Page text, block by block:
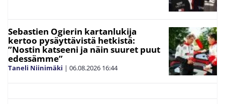
Sebastien Ogierin kartanlukija
kertoo pysäyttävistä hetkistä:
”Nostin katseeni ja näin suuret puut
edessämme”
Taneli Niinimäki | 06.08.2026 16:44